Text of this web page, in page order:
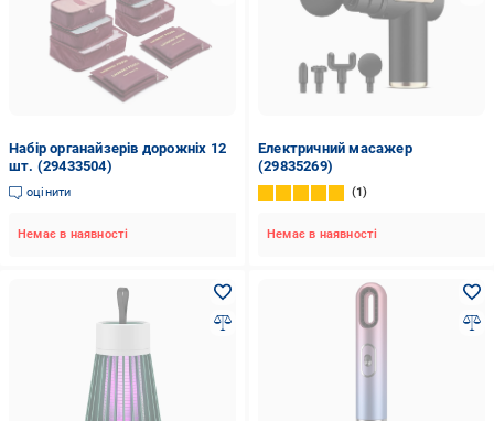
Набір органайзерів дорожніх 12
шт. (29433504)
оцінити
Немає в наявності
Електричний масажер
(29835269)
1
Немає в наявності